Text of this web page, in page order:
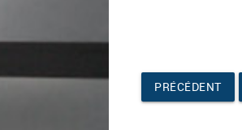
PRÉCÉDENT